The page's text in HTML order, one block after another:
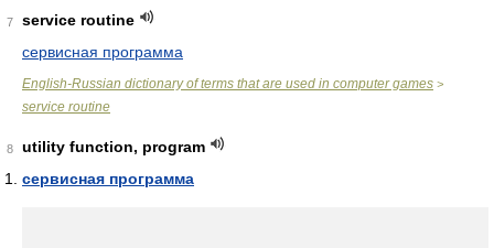
7
service routine
сервисная программа
English-Russian dictionary of terms that are used in computer games >
service routine
8
utility function, program
сервисная программа